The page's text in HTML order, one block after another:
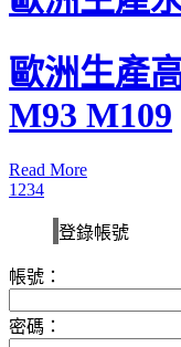
Read More
1 234
登錄帳號
帳號：
密碼：